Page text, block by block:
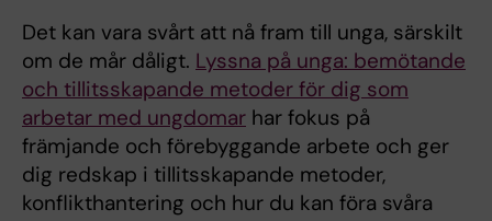
Det kan vara svårt att nå fram till unga, särskilt
om de mår dåligt. Lyssna på unga: bemötande
och tillitsskapande metoder för dig som
arbetar med ungdomar har fokus på
främjande och förebyggande arbete och ger
dig redskap i tillitsskapande metoder,
konflikthantering och hur du kan föra svåra